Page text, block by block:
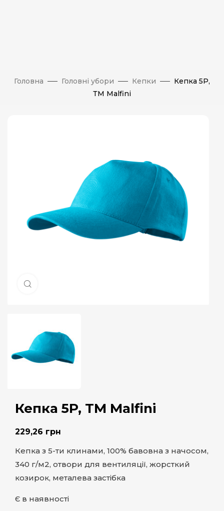
Головна Головні убори Кепки
Кепка 5P,
ТМ Malfini
Кепка 5P, ТМ Malfini
229,26 грн
Кепка з 5-ти клинами, 100% бавовна з начосом,
340 г/м2, отвори для вентиляції, жорсткий
козирок, металева застібка
Є в наявності